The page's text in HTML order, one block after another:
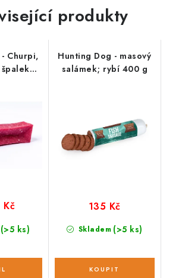
produkty
Churpi,
(>5 ks)
Kč
Hunting Dog - masový
salámek; rybí 400 g
Skladem (>5 ks)
135 Kč